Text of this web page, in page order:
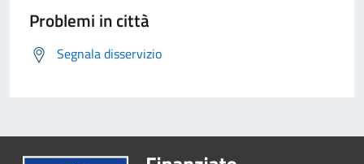
Problemi in città
Segnala disservizio